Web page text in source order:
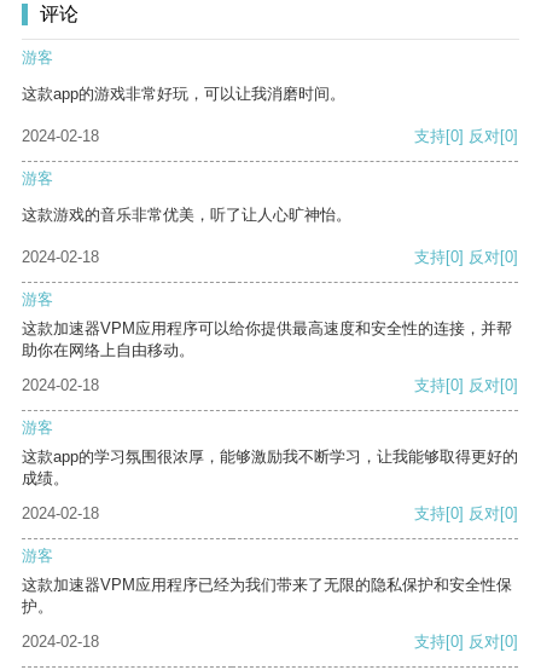
评论
游客
这款app的游戏非常好玩，可以让我消磨时间。
2024-02-18 支持[0] 反对[0]
游客
这款游戏的音乐非常优美，听了让人心旷神怡。
2024-02-18 支持[0] 反对[0]
游客
这款加速器VPM应用程序可以给你提供最高速度和安全性的连接，并帮
助你在网络上自由移动。
2024-02-18
支持[0] 反对[0]
游客
这款app的学习氛围很浓厚，能够激励我不断学习，让我能够取得更好的
成绩。
2024-02-18
支持[0] 反对[0]
游客
这款加速器VPM应用程序已经为我们带来了无限的隐私保护和安全性保
护。
2024-02-18
支持[0] 反对[0]